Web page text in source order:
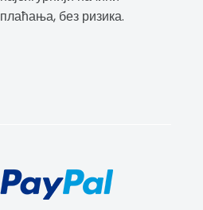
плаћања, без ризика.